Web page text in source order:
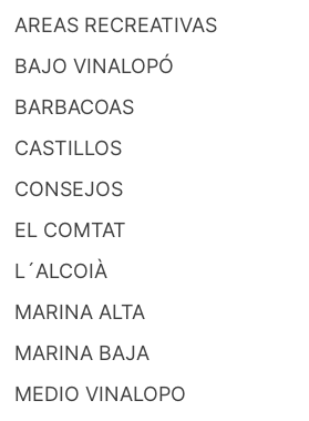
AREAS RECREATIVAS
BAJO VINALOPÓ
BARBACOAS
CASTILLOS
CONSEJOS
EL COMTAT
L´ALCOIÀ
MARINA ALTA
MARINA BAJA
MEDIO VINALOPO